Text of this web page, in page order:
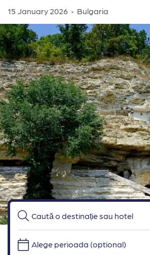
15 January 2026 Bulgaria
Alege perioada (optional)